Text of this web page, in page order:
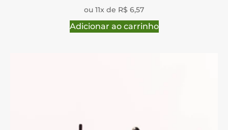
ou 11x de R$ 6,57
Adicionar ao carrinho